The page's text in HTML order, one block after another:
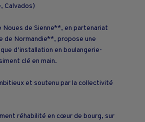
Calvados)
Noues de Sienne**, en partenariat
de Normandie**, propose une
d’installation en boulangerie-
clé en main.
et soutenu par la collectivité
réhabilité en cœur de bourg, sur